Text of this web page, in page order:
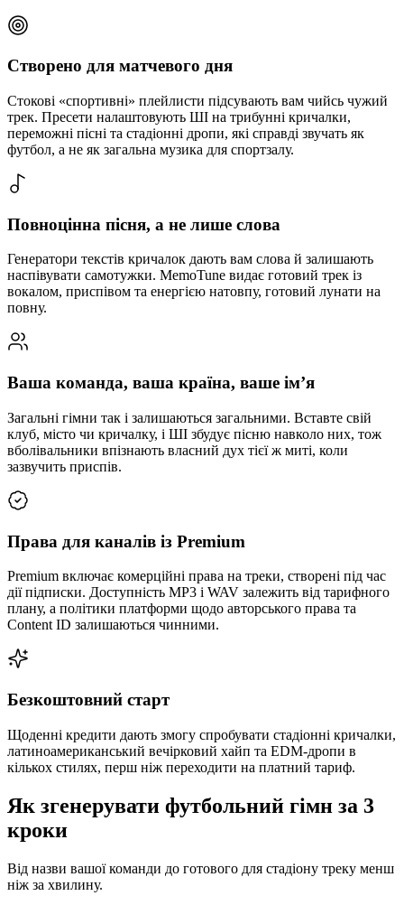
Створено для матчевого дня
Стокові «спортивні» плейлисти підсувають вам чийсь чужий
трек. Пресети налаштовують ШІ на трибунні кричалки,
переможні пісні та стадіонні дропи, які справді звучать як
футбол, а не як загальна музика для спортзалу.
Повноцінна пісня, а не лише слова
Генератори текстів кричалок дають вам слова й залишають
наспівувати самотужки. MemoTune видає готовий трек із
вокалом, приспівом та енергією натовпу, готовий лунати на
повну.
Ваша команда, ваша країна, ваше імʼя
Загальні гімни так і залишаються загальними. Вставте свій
клуб, місто чи кричалку, і ШІ збудує пісню навколо них, тож
вболівальники впізнають власний дух тієї ж миті, коли
зазвучить приспів.
Права для каналів із Premium
Premium включає комерційні права на треки, створені під час
дії підписки. Доступність MP3 і WAV залежить від тарифного
плану, а політики платформи щодо авторського права та
Content ID залишаються чинними.
Безкоштовний старт
Щоденні кредити дають змогу спробувати стадіонні кричалки,
латиноамериканський вечірковий хайп та EDM-дропи в
кількох стилях, перш ніж переходити на платний тариф.
Як згенерувати футбольний гімн за 3
кроки
Від назви вашої команди до готового для стадіону треку менш
ніж за хвилину.